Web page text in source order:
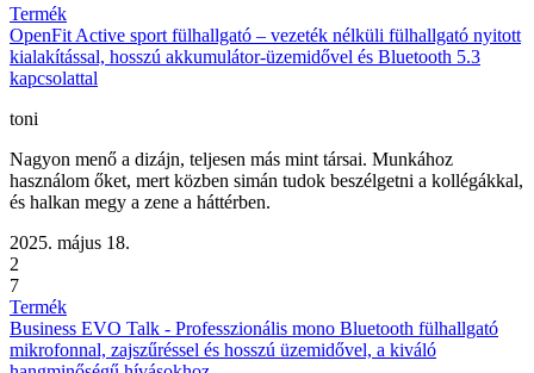
Termék
OpenFit Active sport fülhallgató – vezeték nélküli fülhallgató nyitott
kialakítással, hosszú akkumulátor-üzemidővel és Bluetooth 5.3
kapcsolattal
toni
Nagyon menő a dizájn, teljesen más mint társai. Munkához
használom őket, mert közben simán tudok beszélgetni a kollégákkal,
és halkan megy a zene a háttérben.
2025. május 18.
2
7
Termék
Business EVO Talk - Professzionális mono Bluetooth fülhallgató
mikrofonnal, zajszűréssel és hosszú üzemidővel, a kiváló